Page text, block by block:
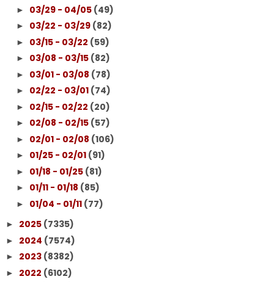
► 03/29 - 04/05 (49)
► 03/22 - 03/29 (82)
► 03/15 - 03/22 (59)
► 03/08 - 03/15 (82)
► 03/01 - 03/08 (78)
► 02/22 - 03/01 (74)
► 02/15 - 02/22 (20)
► 02/08 - 02/15 (57)
► 02/01 - 02/08 (106)
► 01/25 - 02/01 (91)
► 01/18 - 01/25 (81)
► 01/11 - 01/18 (85)
► 01/04 - 01/11 (77)
► 2025 (7335)
► 2024 (7574)
► 2023 (8382)
► 2022 (6102)